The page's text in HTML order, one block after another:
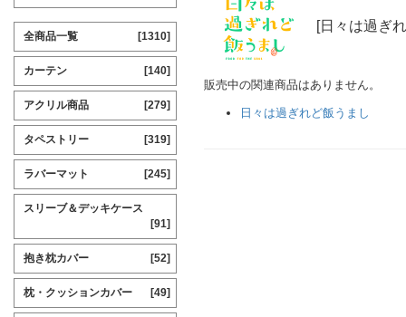
[日々は過ぎ
販売中の関連商品はありません。
日々は過ぎれど飯うまし
全商品一覧 [1310]
カーテン [140]
アクリル商品 [279]
タペストリー [319]
ラバーマット [245]
スリーブ＆デッキケース
[91]
抱き枕カバー [52]
枕・クッションカバー [49]